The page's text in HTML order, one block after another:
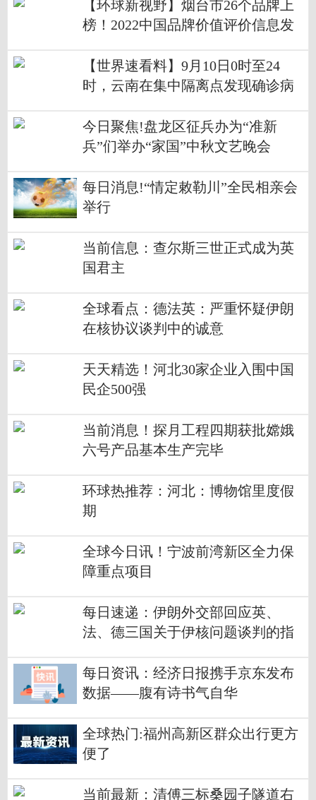
【环球新视野】烟台市26个品牌上
榜！2022中国品牌价值评价信息发
【世界速看料】9月10日0时至24
时，云南在集中隔离点发现确诊病
今日聚焦!盘龙区征兵办为“准新
兵”们举办“家国”中秋文艺晚会
每日消息!“情定敕勒川”全民相亲会
举行
当前信息：查尔斯三世正式成为英
国君主
全球看点：德法英：严重怀疑伊朗
在核协议谈判中的诚意
天天精选！河北30家企业入围中国
民企500强
当前消息！探月工程四期获批嫦娥
六号产品基本生产完毕
环球热推荐：河北：博物馆里度假
期
全球今日讯！宁波前湾新区全力保
障重点项目
每日速递：伊朗外交部回应英、
法、德三国关于伊核问题谈判的指
每日资讯：经济日报携手京东发布
数据——腹有诗书气自华
全球热门:福州高新区群众出行更方
便了
当前最新：清傅三标桑园子隧道右